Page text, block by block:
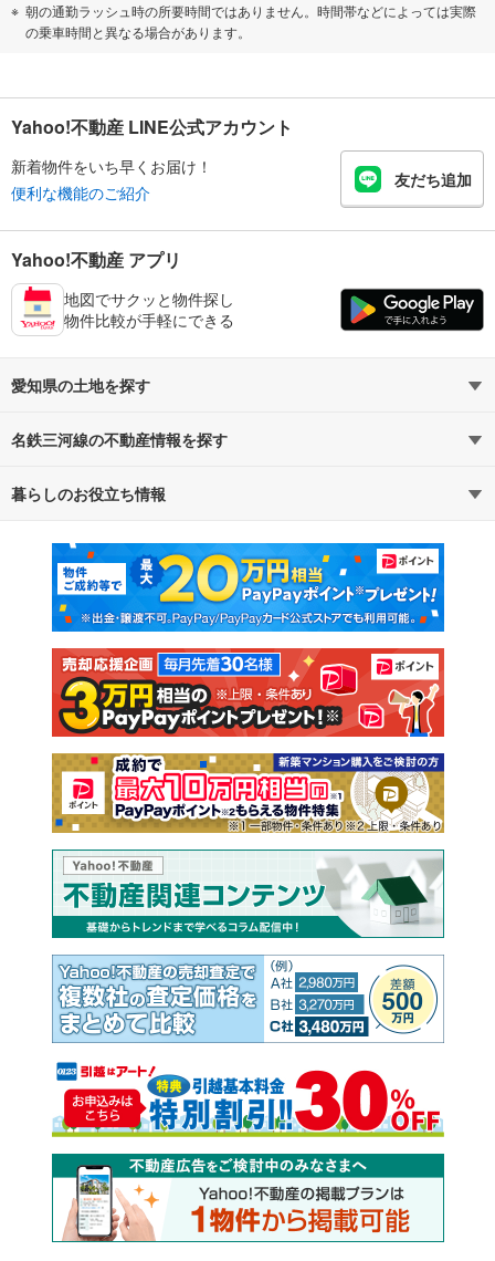
朝の通勤ラッシュ時の所要時間ではありません。時間帯などによっては実際
の乗車時間と異なる場合があります。
Yahoo!不動産 LINE公式アカウント
新着物件をいち早くお届け！
便利な機能のご紹介
友だち追加
Yahoo!不動産 アプリ
地図でサクッと物件探し
物件比較が手軽にできる
愛知県の土地を探す
路線・駅から探す
通勤・通学時間から探す
名鉄三河線の不動産情報を探す
不動産・住宅
新築マンション 中古マンション
新築一戸建て 中古一戸建て
注文住宅 土地
売却査定
暮らしのお役立ち情報
マンションカタログ 教えて！住まいの先生